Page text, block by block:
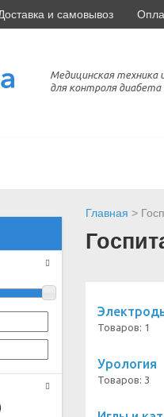
и самовывоз
Медицинская техника
для контроля диабета
Главная >
Товаров: 1
Урология
Товаров: 3